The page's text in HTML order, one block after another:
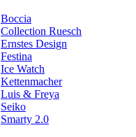
Boccia
Collection Ruesch
Ernstes Design
Festina
Ice Watch
Kettenmacher
Luis & Freya
Seiko
Smarty 2.0